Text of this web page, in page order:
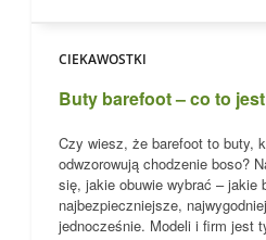
CIEKAWOSTKI
Buty barefoot – co to
Czy wiesz, że barefoot to buty,
odwzorowują chodzenie boso?
się, jakie obuwie wybrać – jakie
najbezpieczniejsze,
jednocześnie. Modeli i firm jest